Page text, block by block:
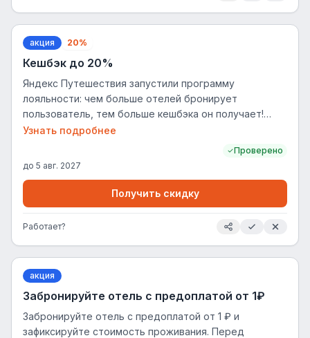
акция 20%
Кешбэк до 20%
Яндекс Путешествия запустили программу
лояльности: чем больше отелей бронирует
пользователь, тем больше кешбэка он получает!
Кешбэк начисляется в виде баллов Яндекс Плюса,
начал пользоваться сервисом, будут получать до 5%
кешбэка, а активные клиенты Путешествий — до
20%. Хорошая новость: для того, чтобы достичь
программе лояльности не участвуют бронирования,
в которых применяется промокод
Узнать подробнее
Проверено
до 5 авг. 2027
Получить скидку
Работает?
акция
Забронируйте отель с предоплатой от 1₽
Забронируйте отель с предоплатой от 1 ₽ и
зафиксируйте стоимость проживания. Перед